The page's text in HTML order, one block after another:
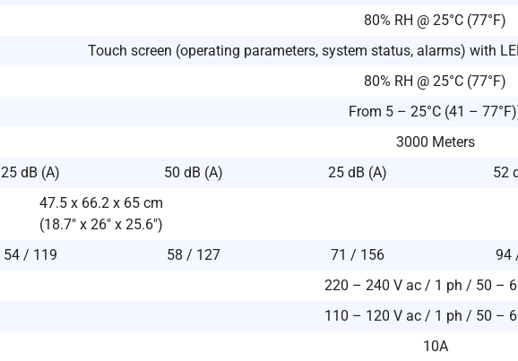
80% RH @ 25°C (77°F)
Touch screen (operating parameters, system status, alarms) with
80% RH @ 25°C (77°F)
From 5 – 25°C (41 –
3000 Meters
25 dB (A) 50 dB (A) 25 dB (A) 52
47.5 x 66.2 x 65 cm
(18.7″ x 26″ x 25.6″)
54 / 119 58 / 127 71 / 156 94
220 – 240 V ac / 1 ph / 50 –
110 – 120 V ac / 1 ph / 50 –
10A